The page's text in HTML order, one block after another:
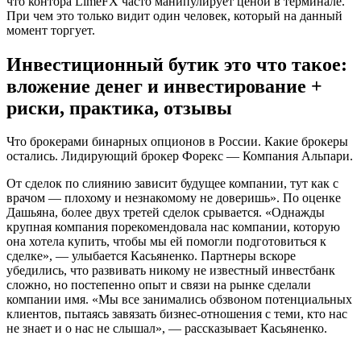
При чем это только видит один человек, который на данный
момент торгует.
Инвестиционный бутик это что такое:
вложение денег и инвестирование +
риски, практика, отзывы
Что брокерами бинарных опционов в России. Какие брокеры
остались. Лидирующий брокер Форекс — Компания Альпари.
От сделок по слиянию зависит будущее компании, тут как с
врачом — плохому и незнакомому не доверишь». По оценке
Дашьяна, более двух третей сделок срывается. «Однажды
крупная компания порекомендовала нас компании, которую
она хотела купить, чтобы мы ей помогли подготовиться к
сделке», — улыбается Касьяненко. Партнеры вскоре
убедились, что развивать никому не известный инвестбанк
сложно, но постепенно опыт и связи на рынке сделали
компании имя. «Мы все занимались обзвоном потенциальных
клиентов, пытаясь завязать бизнес-отношения с теми, кто нас
не знает и о нас не слышал», — рассказывает Касьяненко.